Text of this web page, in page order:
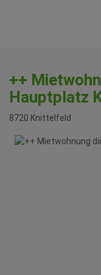
++
Hauptplatz
8720 Knittelfeld